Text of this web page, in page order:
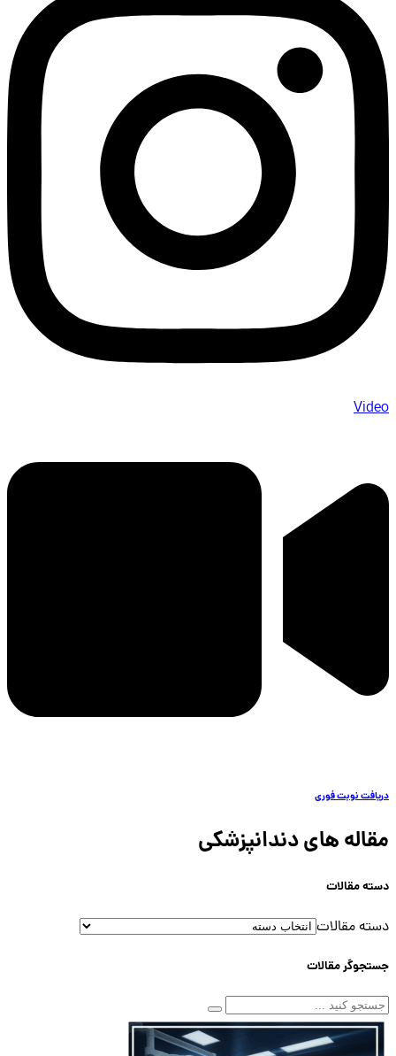
Video
دریافت نوبت فوری
مقاله های دندانپزشکی
دسته مقالات
دسته مقالات
جستجوگر مقالات